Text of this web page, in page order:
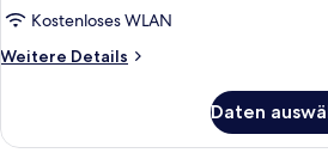
Kostenloses WLAN
Weitere Details
Weitere
Suite
Daten